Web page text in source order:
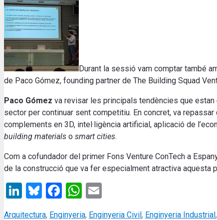
Durant la sessió vam comptar també
de Paco Gómez, founding partner de The Building Squad
Paco Gómez va revisar les principals tendències que
sector per continuar sent competitiu. En concret, va
complements en 3D, intel·ligència artificial, aplicació de
building materials o smart cities.
Com a cofundador del primer Fons Venture ConTech a
de la construcció que va fer especialment atractiva aquesta
LinkedIn
Bluesky
Facebook
WhatsApp
Categories
Arquitectura, Enginyeria, Enginyeria Civil, Enginyeria Industrial,